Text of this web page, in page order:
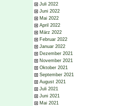
Juli 2022
Juni 2022
Mai 2022
April 2022
März 2022
Februar 2022
Januar 2022
Dezember 2021
November 2021
Oktober 2021
September 2021
August 2021
Juli 2021
Juni 2021
Mai 2021